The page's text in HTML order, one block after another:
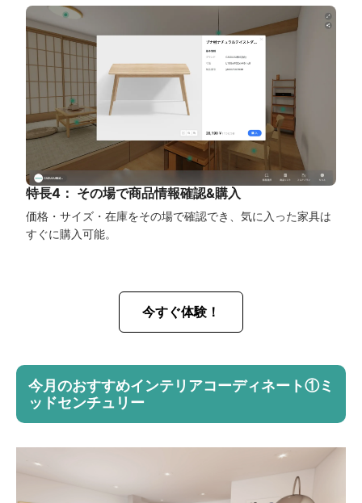
特長4： その場で商品情報確認&購入
価格・サイズ・在庫をその場で確認でき、気に入った家具は
すぐに購入可能。
今すぐ体験！
今月のおすすめインテリアコーディネート①ミ
ッドセンチュリー